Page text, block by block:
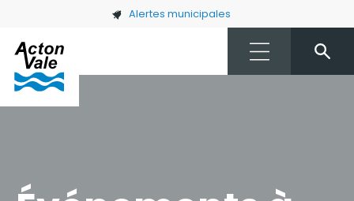
Skip to main content Alertes municipales